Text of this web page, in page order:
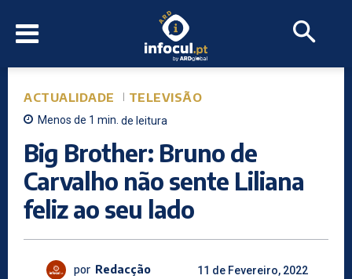
ACTUALIDADE TELEVISÃO
Menos de 1 min. de leitura
Big Brother: Bruno de
Carvalho não sente Liliana
feliz ao seu lado
por Redacção 11 de Fevereiro, 2022